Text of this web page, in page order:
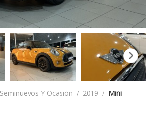
Seminuevos Y Ocasión 2019
Mini